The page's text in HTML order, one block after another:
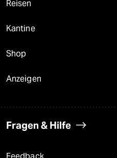
Reisen
Kantine
Shop
Anzeigen
Fragen & Hilfe